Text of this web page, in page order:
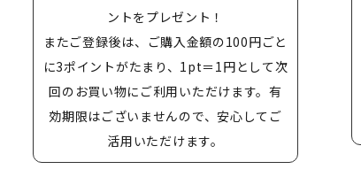
ントをプレゼント！
またご登録後は、ご購入金額の100円ごと
に3ポイントがたまり、1pt＝1円として次
回のお買い物にご利用いただけます。有
効期限はございませんので、安心してご
活用いただけます。